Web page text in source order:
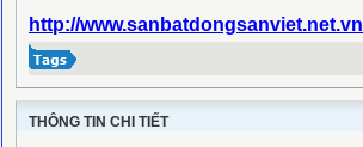
http://www.sanbatdongsanviet.net.vn
THÔNG TIN CHI TIẾT